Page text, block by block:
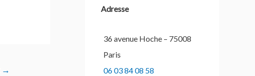
→
Adresse
36 avenue Hoche – 75008
Paris
06 03 84 08 58